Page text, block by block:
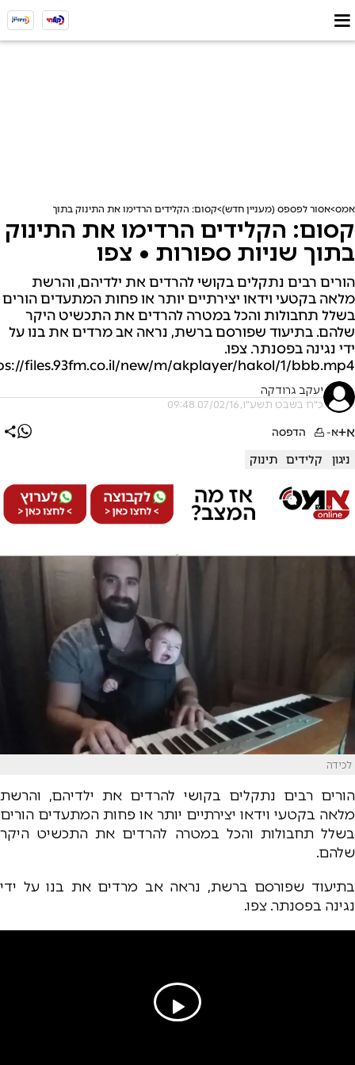
אמס אסור לפספס (מעניין חדש) קסום: הקלידים הרדימו את התינוק בתוך שניות
קסום: הקלידים הרדימו את התינוק
בתוך שניות ספורות • צפו
הורים רבים נתקלים בקושי להרדים את ילדיהם, והרשת
מלאה בקטעי וידאו יצירתיים יותר או פחות המתעדים הורים
בשלל תחבולות והכל במטרה להרדים את התכשיט היקר
שלהם. בתיעוד שפורסם ברשת, נראה אב מרדים את בנו על
ידי נגינה בפסנתר. צפו.
files.93fm.co.il/new/m/akplayer/hakol/1/bbb.mp4
יעקב גרודקה
כ"ח בשבט תשע"ו, 07/02/16 09:48
א+א- הדפסה
ניגון קלידים תינוק
לכידה
הורים רבים נתקלים בקושי להרדים את ילדיהם, והרשת
מלאה בקטעי וידאו יצירתיים יותר או פחות המתעדים הורים
בשלל תחבולות והכל במטרה להרדים את התכשיט היקר
שלהם.
בתיעוד שפורסם ברשת, נראה אב מרדים את בנו על ידי
נגינה בפסנתר. צפו.